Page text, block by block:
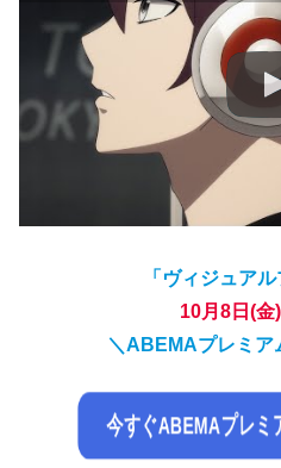
「ヴィジュア
10月8日(金
＼ABEMAプレミア
今すぐABEMAプレミ